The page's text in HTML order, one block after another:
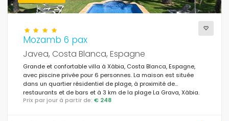
Mozamb 6 pax
Javea, Costa Blanca, Espagne
Grande et confortable villa à Xàbia, Costa Blanca, Espagne,
avec piscine privée pour 6 personnes. La maison est située
dans un quartier résidentiel de plage, à proximité de
restaurants et de bars et à 3 km de la plage La Grava, Xàbia.
Prix par jour à partir de: € 248